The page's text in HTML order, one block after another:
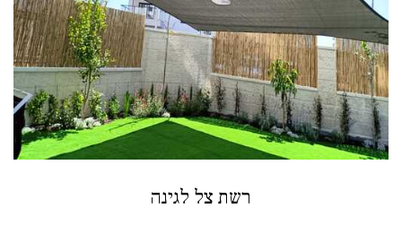
רשת צל לגינה